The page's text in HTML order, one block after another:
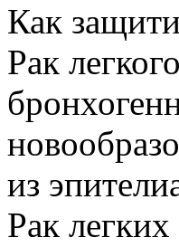
Как
Рак
из
Рак легких